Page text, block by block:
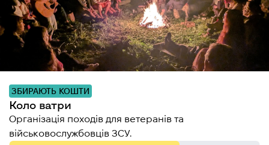
ЗБИРАЮТЬ КОШТИ
Коло ватри
Організація походів для ветеранів та
військовослужбовців ЗСУ.